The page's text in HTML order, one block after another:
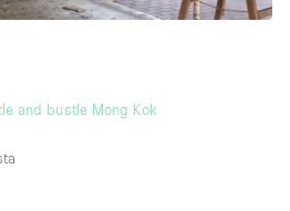
and bustle Mong Kok